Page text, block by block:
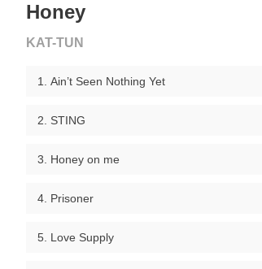
Honey
KAT-TUN
Ain’t Seen Nothing Yet
STING
Honey on me
Prisoner
Love Supply